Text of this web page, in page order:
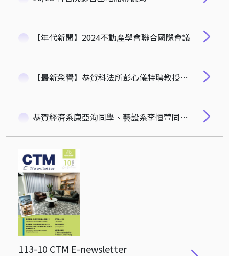
【年代新聞】2024不動產學會聯合國際會議
【最新榮譽】恭賀科法所彭心儀特聘教授榮獲第59屆中山學術著作獎中榮獲人文社會學類獎項
恭賀經濟系康亞洵同學、藝設系李恒萱同學榮獲RE: Plate永續餐盤餐飲綠盤創意獎！
113-10 CTM E-newsletter